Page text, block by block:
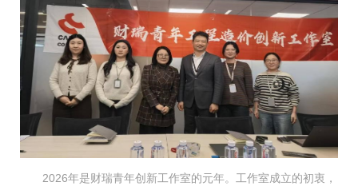
2026年是财瑞青年创新工作室的元年。工作室成立的初衷，